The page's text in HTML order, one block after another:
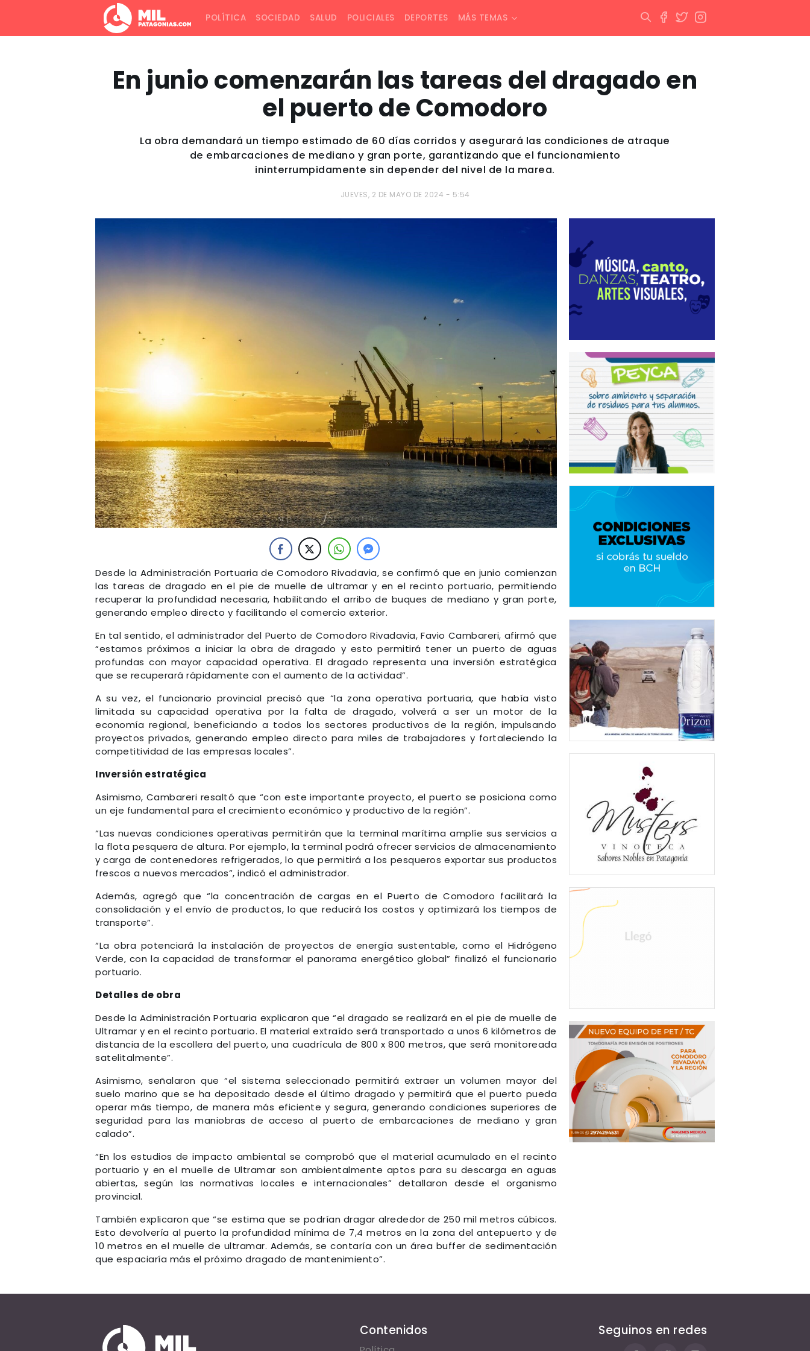
POLÍTICA SOCIEDAD SALUD POLICIALES DEPORTES MÁS TEMAS
En junio comenzarán las tareas del dragado en
el puerto de Comodoro
La obra demandará un tiempo estimado de 60 días corridos y asegurará las condiciones de atraque
de embarcaciones de mediano y gran porte, garantizando que el funcionamiento
ininterrumpidamente sin depender del nivel de la marea.
JUEVES, 2 DE MAYO DE 2024 - 5:54
Desde la Administración Portuaria de Comodoro Rivadavia, se confirmó que en junio comienzan
las tareas de dragado en el pie de muelle de ultramar y en el recinto portuario, permitiendo
recuperar la profundidad necesaria, habilitando el arribo de buques de mediano y gran porte,
generando empleo directo y facilitando el comercio exterior.
En tal sentido, el administrador del Puerto de Comodoro Rivadavia, Favio Cambareri, afirmó que
“estamos próximos a iniciar la obra de dragado y esto permitirá tener un puerto de aguas
profundas con mayor capacidad operativa. El dragado representa una inversión estratégica
que se recuperará rápidamente con el aumento de la actividad”.
A su vez, el funcionario provincial precisó que “la zona operativa portuaria, que había visto
limitada su capacidad operativa por la falta de dragado, volverá a ser un motor de la
economía regional, beneficiando a todos los sectores productivos de la región, impulsando
proyectos privados, generando empleo directo para miles de trabajadores y fortaleciendo la
competitividad de las empresas locales”.
Inversión estratégica
Asimismo, Cambareri resaltó que “con este importante proyecto, el puerto se posiciona como
un eje fundamental para el crecimiento económico y productivo de la región”.
“Las nuevas condiciones operativas permitirán que la terminal marítima amplíe sus servicios a
la flota pesquera de altura. Por ejemplo, la terminal podrá ofrecer servicios de almacenamiento
y carga de contenedores refrigerados, lo que permitirá a los pesqueros exportar sus productos
frescos a nuevos mercados”, indicó el administrador.
Además, agregó que “la concentración de cargas en el Puerto de Comodoro facilitará la
consolidación y el envío de productos, lo que reducirá los costos y optimizará los tiempos de
transporte”.
“La obra potenciará la instalación de proyectos de energía sustentable, como el Hidrógeno
Verde, con la capacidad de transformar el panorama energético global” finalizó el funcionario
portuario.
Detalles de obra
Desde la Administración Portuaria explicaron que “el dragado se realizará en el pie de muelle de
Ultramar y en el recinto portuario. El material extraído será transportado a unos 6 kilómetros de
distancia de la escollera del puerto, una cuadrícula de 800 x 800 metros, que será monitoreada
satelitalmente”.
Asimismo, señalaron que “el sistema seleccionado permitirá extraer un volumen mayor del
suelo marino que se ha depositado desde el último dragado y permitirá que el puerto pueda
operar más tiempo, de manera más eficiente y segura, generando condiciones superiores de
seguridad para las maniobras de acceso al puerto de embarcaciones de mediano y gran
calado”.
“En los estudios de impacto ambiental se comprobó que el material acumulado en el recinto
portuario y en el muelle de Ultramar son ambientalmente aptos para su descarga en aguas
abiertas, según las normativas locales e internacionales” detallaron desde el organismo
provincial.
También explicaron que “se estima que se podrían dragar alrededor de 250 mil metros cúbicos.
Esto devolvería al puerto la profundidad mínima de 7,4 metros en la zona del antepuerto y de
10 metros en el muelle de ultramar. Además, se contaría con un área buffer de sedimentación
que espaciaría más el próximo dragado de mantenimiento”.
Contenidos Seguinos en redes